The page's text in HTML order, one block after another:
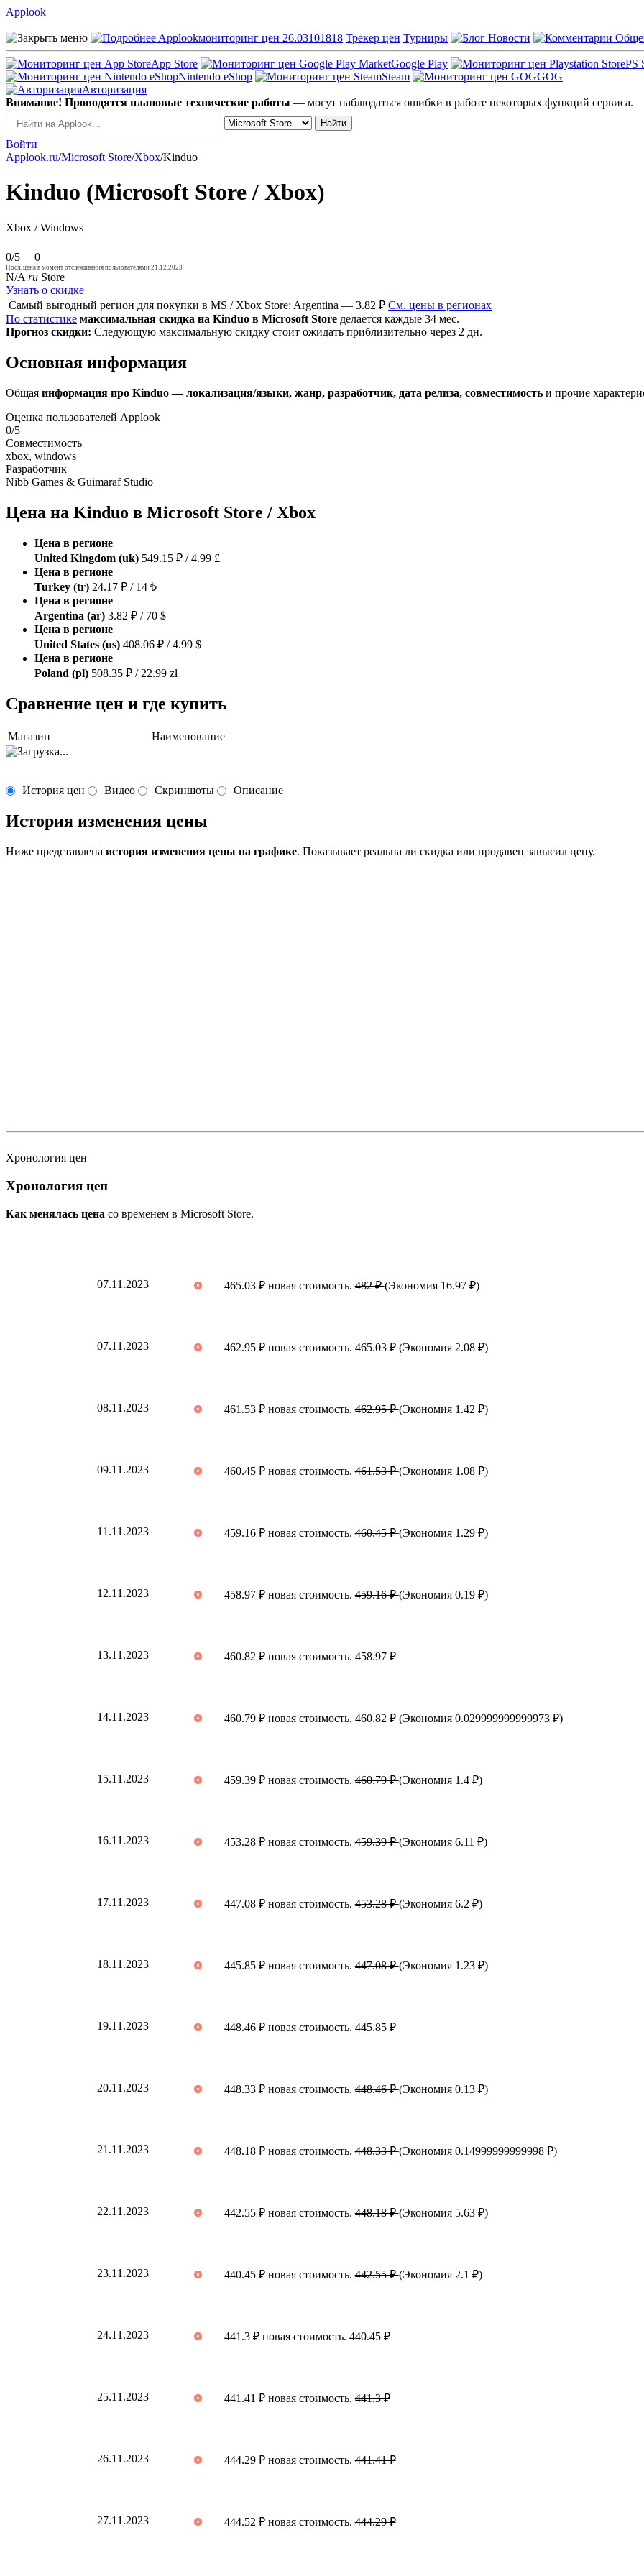
Applook
Applookмониторинг цен 26.03101818 Трекер цен Турниры Новости
App Store Google Play
PS
Nintendo eShop
Steam
GOG
Авторизация
Внимание! Проводятся плановые технические работы — могут наблюдаться ошибки в работе некоторых функций сервиса.
Войти
Applook.ru/Microsoft Store/Xbox/Kinduo
Kinduo (Microsoft Store / Xbox)
Xbox / Windows
0/5 0
Посл. цена в момент отслеживания пользователями 21.12.2023
N/A ru Store
Узнать о скидке
Самый выгодный регион для покупки в MS / Xbox Store: Argentina — 3.82 ₽ См. цены в регионах
По статистике максимальная скидка на Kinduo в Microsoft Store делается каждые 34 мес.
Прогноз скидки: Следующую максимальную скидку стоит ожидать приблизительно через 2 дн.
Основная информация
Общая информация про Kinduo — локализация/языки, жанр, разработчик, дата релиза, совместимость и прочие
Оценка пользователей Applook
0/5
Совместимость
xbox, windows
Разработчик
Nibb Games & Guimaraf Studio
Цена на Kinduo в Microsoft Store / Xbox
Цена в регионе
United Kingdom (uk) 549.15 ₽ / 4.99 £
Цена в регионе
Turkey (tr) 24.17 ₽ / 14 ₺
Цена в регионе
Argentina (ar) 3.82 ₽ / 70 $
Цена в регионе
United States (us) 408.06 ₽ / 4.99 $
Цена в регионе
Poland (pl) 508.35 ₽ / 22.99 zł
Сравнение цен и где купить
Магазин Наименование
История цен Видео Скриншоты Описание
История изменения цены
Ниже представлена история изменения цены на графике. Показывает реальна ли скидка или продавец завысил цену.
Хронология цен
Хронология цен
Как менялась цена со временем в Microsoft Store.
07.11.2023 465.03 ₽ новая стоимость.482 ₽(Экономия 16.97 ₽)
07.11.2023 462.95 ₽ новая стоимость.465.03 ₽(Экономия 2.08 ₽)
08.11.2023 461.53 ₽ новая стоимость.462.95 ₽(Экономия 1.42 ₽)
09.11.2023 460.45 ₽ новая стоимость.461.53 ₽(Экономия 1.08 ₽)
11.11.2023 459.16 ₽ новая стоимость.460.45 ₽(Экономия 1.29 ₽)
12.11.2023 458.97 ₽ новая стоимость.459.16 ₽(Экономия 0.19 ₽)
13.11.2023 460.82 ₽ новая стоимость.458.97 ₽
14.11.2023 460.79 ₽ новая стоимость.460.82 ₽(Экономия 0.029999999999973 ₽)
15.11.2023 459.39 ₽ новая стоимость.460.79 ₽(Экономия 1.4 ₽)
16.11.2023 453.28 ₽ новая стоимость.459.39 ₽(Экономия 6.11 ₽)
17.11.2023 447.08 ₽ новая стоимость.453.28 ₽(Экономия 6.2 ₽)
18.11.2023 445.85 ₽ новая стоимость.447.08 ₽(Экономия 1.23 ₽)
19.11.2023 448.46 ₽ новая стоимость.445.85 ₽
20.11.2023 448.33 ₽ новая стоимость.448.46 ₽(Экономия 0.13 ₽)
21.11.2023 448.18 ₽ новая стоимость.448.33 ₽(Экономия 0.14999999999998 ₽)
22.11.2023 442.55 ₽ новая стоимость.448.18 ₽(Экономия 5.63 ₽)
23.11.2023 440.45 ₽ новая стоимость.442.55 ₽(Экономия 2.1 ₽)
24.11.2023 441.3 ₽ новая стоимость.440.45 ₽
25.11.2023 441.41 ₽ новая стоимость.441.3 ₽
26.11.2023 444.29 ₽ новая стоимость.441.41 ₽
27.11.2023 444.52 ₽ новая стоимость.444.29 ₽